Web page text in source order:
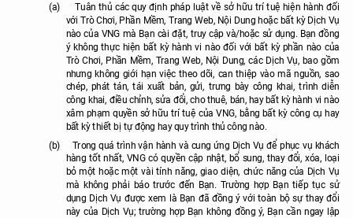
(a) Tuân thủ các quy định pháp luật về sở hữu trí tuệ hiện hành đối
vớiTrò Chơi, Phần Mềm, Trang Web, Nội Dung hoặc bất kỳ Dịch Vụ
nào của VNG mà Bạn cài đặt, truy cập và/hoặc sử dụng. Bạn đồng
ý không thực hiện bất kỳ hành vi nào đối với bất kỳ phần nào của
Trò Chơi, Phần Mềm, Trang Web, Nội Dung, các Dịch Vụ, bao gồm
nhưng không giới hạn việc theo dõi, can thiệp vào mã nguồn, sao
chép, phát tán, tái xuất bản, gửi, trưng bày công khai, trình diễn
công khai, điều chỉnh, sửa đổi, cho thuê, bán, hay bất kỳ hành vi nào
xâm phạm quyền sở hữu trí tuệ của VNG, bằng bất kỳ công cụ hay
bất kỳ thiết bị tự động hay quy trình thủ công nào.
(b)
Trong quá trình vận hành và cung ứng Dịch Vụ để phục vụ khách
hàng tốt nhất, VNG có quyền cập nhật, bổ sung, thay đổi, xóa, loại
bỏ một hoặc một vài tính năng, giao diện, chức năng của Dịch Vụ
mà không phải báo trước đến Bạn. Trường hợp Bạn tiếp tục sử
dụng Dịch Vụ được xem là Bạn đã đồng ý với toàn bộ sự thay đổi
này của Dịch Vụ; trường hợp Bạn không đồng ý, Bạn cần ngay lập